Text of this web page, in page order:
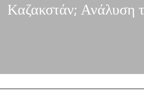
Καζακστάν; Ανάλυση